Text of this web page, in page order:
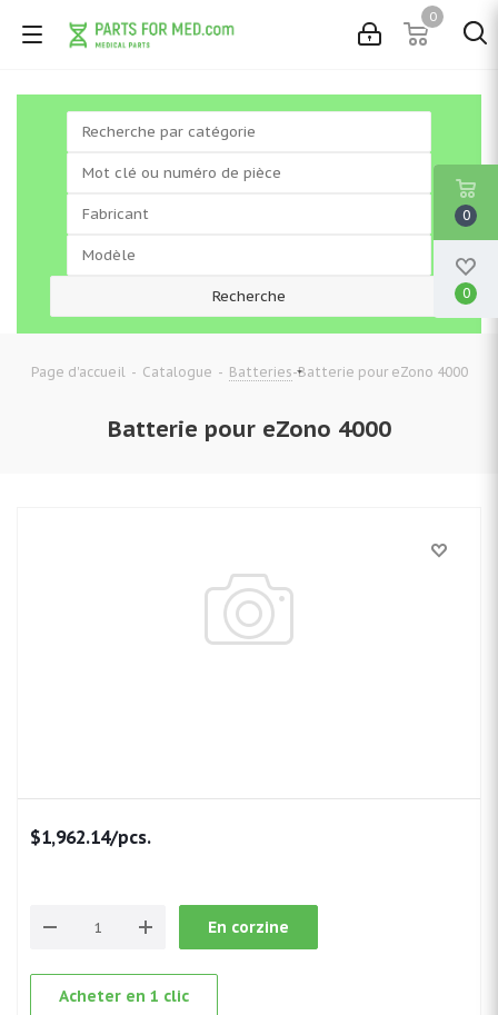
0
Page d'accueil - Catalogue - Batteries-Batterie pour eZono 4000
Batterie pour eZono 4000
$1,962.14/pcs.
En corzine
Acheter en 1 clic
0
0